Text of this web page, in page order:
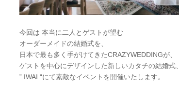
今回は 本当に二人とゲストが望む
オーダーメイドの結婚式を、
日本で最も多く手がけてきたCRAZYWEDDINGが、
ゲストを中心にデザインした新しいカタチの結婚式、
” IWAI “にて素敵なイベントを開催いたします。